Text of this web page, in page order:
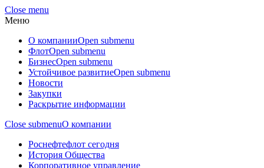
Close menu
Меню
О компанииOpen submenu
ФлотOpen submenu
БизнесOpen submenu
Устойчивое развитиеOpen submenu
Новости
Закупки
Раскрытие информации
Close submenuО компании
Роснефтефлот сегодня
История Общества
Корпоративное управление